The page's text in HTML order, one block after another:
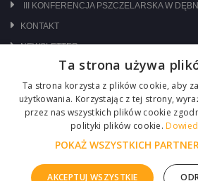
III KONFERENCJA PSZCZELARSKA W
KONTAKT
NEWSLETTER
ODWIEDŹ NAS NA:
Ta strona używa
Ta strona korzysta z plików cookie, aby
użytkowania. Korzystając z tej strony,
przez nas wszystkich plików cookie
polityki plików cookie.
POKAŻ WSZYSTKICH
AKCEPTUJ WSZYSTKIE